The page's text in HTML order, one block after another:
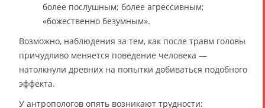
более послушным; более агрессивным;
«божественно безумным».
Возможно, наблюдения за тем, как после травм головы
причудливо меняется поведение человека —
натолкнули древних на попытки добиваться подобного
эффекта.
У антропологов опять возникают трудности: